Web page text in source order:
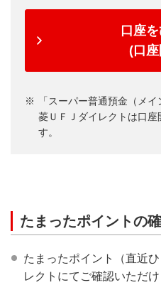
ご
フ
続
口座を
(口
「スーパー普通預金（メ
菱ＵＦＪダイレクトは口
す。
たまったポイントの
たまったポイント（直近
レクトにてご確認いただけ